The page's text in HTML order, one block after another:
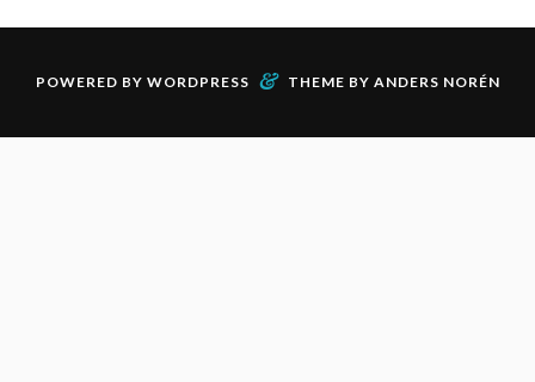
POWERED BY WORDPRESS & THEME BY ANDERS NORÉN